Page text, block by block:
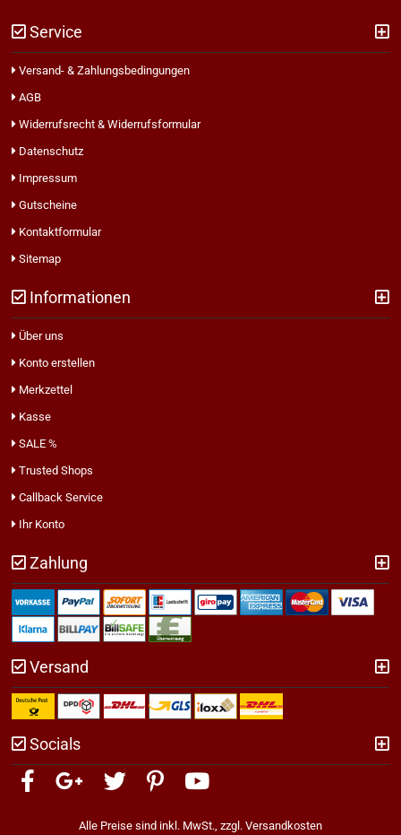
Service
Versand- & Zahlungsbedingungen
AGB
Widerrufsrecht & Widerrufsformular
Datenschutz
Impressum
Gutscheine
Kontaktformular
Sitemap
Informationen
Über uns
Konto erstellen
Merkzettel
Kasse
SALE %
Trusted Shops
Callback Service
Ihr Konto
Zahlung
Versand
Socials
Alle Preise sind inkl. MwSt., zzgl. Versandkosten